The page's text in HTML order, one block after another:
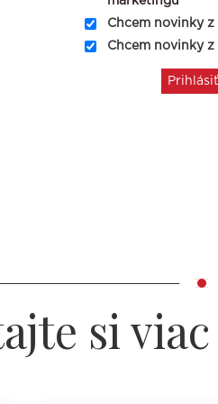
Chcem novinky
Chcem novinky z
si